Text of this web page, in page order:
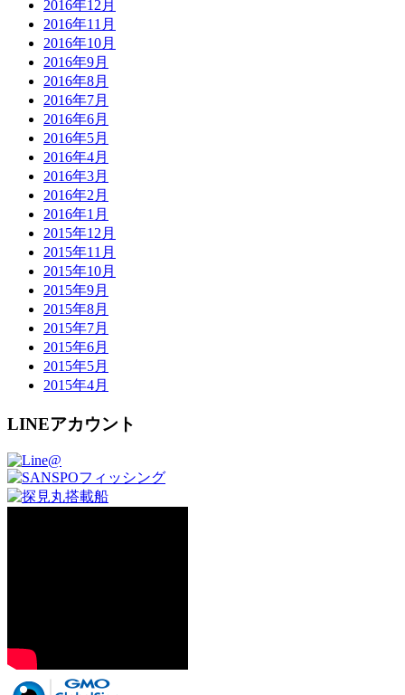
2016年12月
2016年11月
2016年10月
2016年9月
2016年8月
2016年7月
2016年6月
2016年5月
2016年4月
2016年3月
2016年2月
2016年1月
2015年12月
2015年11月
2015年10月
2015年9月
2015年8月
2015年7月
2015年6月
2015年5月
2015年4月
LINEアカウント